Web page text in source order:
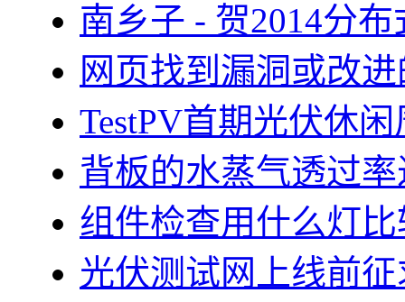
南乡子 - 贺2014分
网页找到漏洞或改
TestPV首期光伏休
背板的水蒸气透过
组件检查用什么灯
光伏测试网上线前